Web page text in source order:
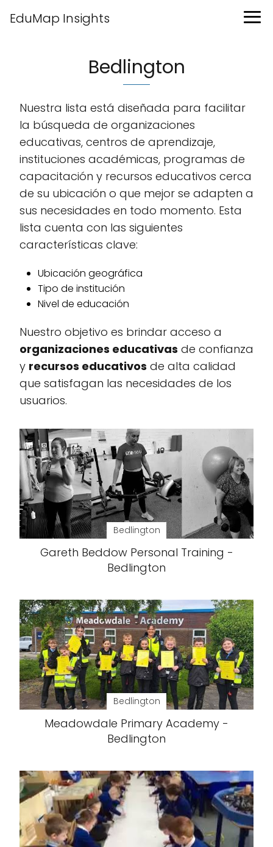
EduMap Insights
Bedlington
Nuestra lista está diseñada para facilitar
la búsqueda de organizaciones
educativas, centros de aprendizaje,
instituciones académicas, programas de
capacitación y recursos educativos cerca
de su ubicación o que mejor se adapten a
sus necesidades en todo momento. Esta
lista cuenta con las siguientes
características clave:
Ubicación geográfica
Tipo de institución
Nivel de educación
Nuestro objetivo es brindar acceso a
organizaciones educativas de confianza
y recursos educativos de alta calidad
que satisfagan las necesidades de los
usuarios.
Bedlington
Gareth Beddow Personal Training -
Bedlington
Bedlington
Meadowdale Primary Academy -
Bedlington